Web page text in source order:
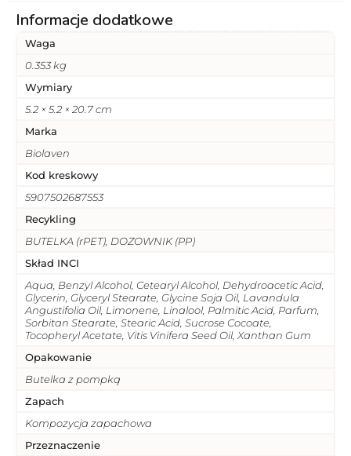
Informacje dodatkowe
Waga
0.353 kg
Wymiary
5.2 × 5.2 × 20.7 cm
Marka
Biolaven
Kod kreskowy
5907502687553
Recykling
BUTELKA (rPET), DOZOWNIK (PP)
Skład INCI
Aqua, Benzyl Alcohol, Cetearyl Alcohol, Dehydroacetic Acid,
Glycerin, Glyceryl Stearate, Glycine Soja Oil, Lavandula
Angustifolia Oil, Limonene, Linalool, Palmitic Acid, Parfum,
Sorbitan Stearate, Stearic Acid, Sucrose Cocoate,
Tocopheryl Acetate, Vitis Vinifera Seed Oil, Xanthan Gum
Opakowanie
Butelka z pompką
Zapach
Kompozycja zapachowa
Przeznaczenie